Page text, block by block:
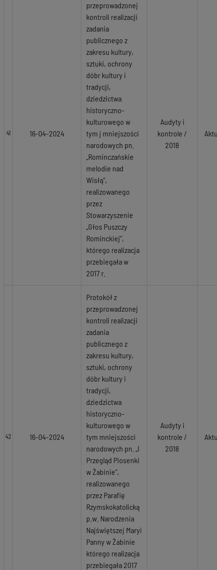
41 16-04-2024
przeprowadzonej
kontroli realizacji
zadania
publicznego z
zakresu kultury,
sztuki, ochrony
dóbr kultury i
tradycji,
dziedzictwa
historyczno-
kulturowego w
tym j mniejszości
narodowych pn.
„Rominczańskie
melodie nad
Wisłą”,
realizowanego
przez
Stowarzyszenie
„Głos Puszczy
Rominckiej”,
którego realizacja
przebiegała w
2017 r.
Audyty i
kontrole /
2018
42 16-04-2024
Protokół z
przeprowadzonej
kontroli realizacji
zadania
publicznego z
zakresu kultury,
sztuki, ochrony
dóbr kultury i
tradycji,
dziedzictwa
historyczno-
kulturowego w
tym mniejszości
narodowych pn. „I
Przegląd Piosenki
w Żabinie”,
realizowanego
przez Parafię
Rzymskokatolicką
p.w. Narodzenia
Najświętszej Maryi
Panny w Żabinie
którego realizacja
przebiegała 2017
Audyty i
kontrole /
2018